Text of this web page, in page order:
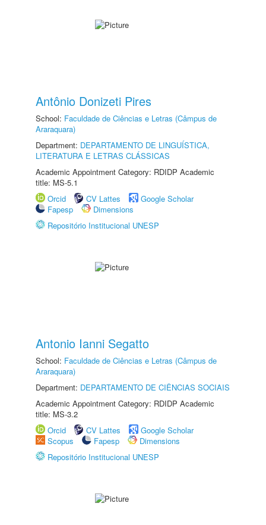
Antônio Donizeti Pires
School: Faculdade de Ciências e Letras (Câmpus de
Araraquara)
Department: DEPARTAMENTO DE LINGUÍSTICA,
LITERATURA E LETRAS CLÁSSICAS
Academic Appointment Category: RDIDP Academic
title: MS-5.1
Orcid
CV Lattes
Google Scholar
Fapesp
Dimensions
Repositório Institucional UNESP
Antonio Ianni Segatto
School: Faculdade de Ciências e Letras (Câmpus de
Araraquara)
Department: DEPARTAMENTO DE CIÊNCIAS SOCIAIS
Academic Appointment Category: RDIDP Academic
title: MS-3.2
Orcid
CV Lattes
Google Scholar
Scopus
Fapesp
Dimensions
Repositório Institucional UNESP